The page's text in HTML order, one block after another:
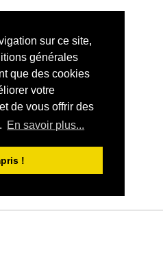
sur ce site,
générales
que des cookies
votre
de vous offrir des
En savoir plus...
!